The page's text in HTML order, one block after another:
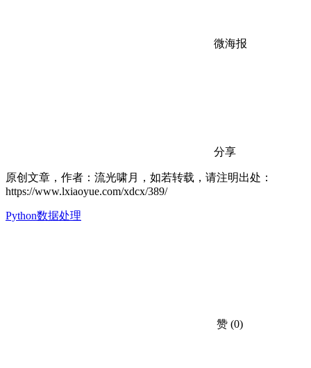
微海报
分享
原创文章，作者：流光啸月，如若转载，请注明出处：
https://www.lxiaoyue.com/xdcx/389/
Python数据处理
赞 (0)